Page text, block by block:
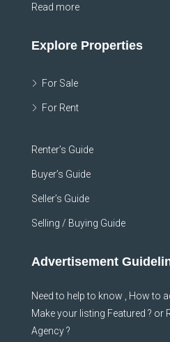
Read more
Explore Properties
For Sale
For Rent
Renter’s Guide
Buyer’s Guide
Seller’s Guide
Selling / Buying Guide
Advertisement
Need to help to know , How to
Make your listing Featured ? or
Agency ?